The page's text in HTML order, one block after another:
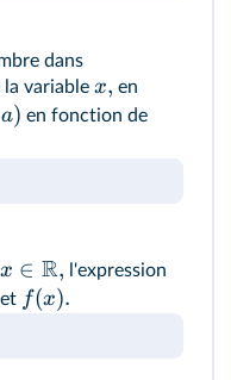
dans
variable x, en
a) en fonction de
x ∈ R, l'expression
et f(x).